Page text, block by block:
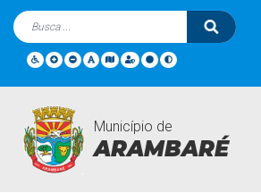
Município de
ARAMBARÉ
Departamentos